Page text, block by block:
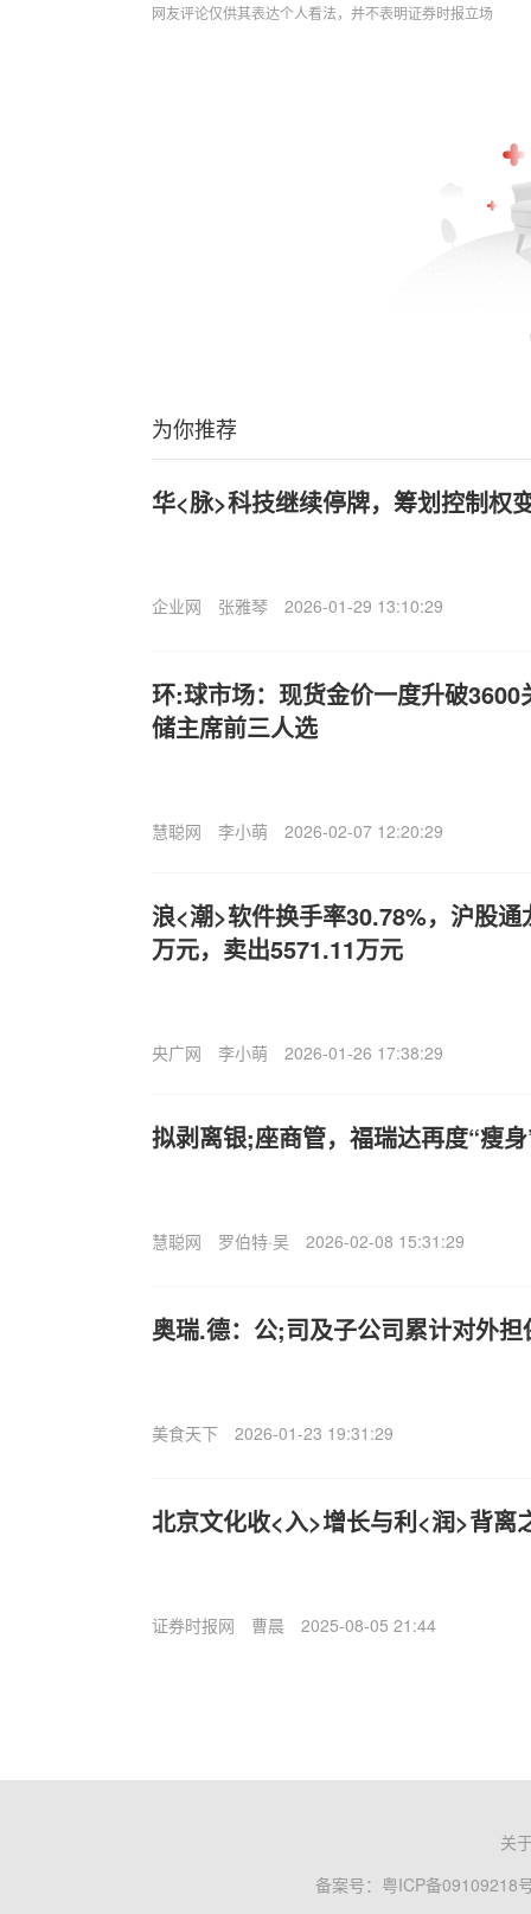
网友评论仅供其表达个人看法，并不表明证券时报立场
为你推荐
华<脉>科技继续停牌，筹划控制权
企业网 张雅琴 2026-01-29 13:10:29
环:球市场：现货金价一度升破
储主席前三人选
慧聪网 李小萌 2026-02-07 12:20:29
浪<潮>软件换手率30.78%，沪股
万元，卖出5571.11万元
央广网 李小萌 2026-01-26 17:38:29
拟剥离银;座商管，福瑞达再度“瘦
慧聪网 罗伯特·吴 2026-02-08 15:31:29
奥瑞.德：公;司及子公司累计对外
美食天下 2026-01-23 19:31:29
北京文化收<入>增长与利<润>背离
证券时报网 曹晨 2025-08-05 21:44
关
备案号： 粤ICP备09109218